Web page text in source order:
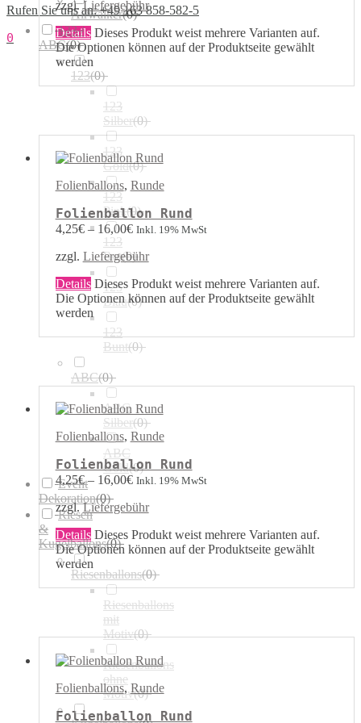
Rufen Sie uns an: +49 163 858-582-5
0
zzgl.Liefergebühr
Details Dieses Produkt weist mehrere Varianten auf.
Die Optionen können auf der Produktseite gewählt
werden
Folienballons, Runde
Folienballon Rund
4,25€– 16,00€ Inkl. 19% MwSt
zzgl. Liefergebühr
Details Dieses Produkt weist mehrere Varianten auf.
Die Optionen können auf der Produktseite gewählt
werden
Folienballons, Runde
Folienballon Rund
4,25€– 16,00€ Inkl. 19% MwSt
zzgl.Liefergebühr
Details Dieses Produkt weist mehrere Varianten auf.
Die Optionen können auf der Produktseite gewählt
werden
Folienballons,Runde
Folienballon Rund
Airwalker(0)
123 /
ABC(0)
123(0)
123
Silber(0)
123
Gold(0)
123
Pink(0)
123
Rot(0)
123
Blau(0)
123
Bunt(0)
ABC(0)
ABC
Silber(0)
ABC
Gold(0)
Event
Dekoration(0)
Riesen
&
Kugelballons(0)
Riesenballons(0)
Riesenballons
mit
Motiv(0)
Riesenballons
ohne
Motiv(0)